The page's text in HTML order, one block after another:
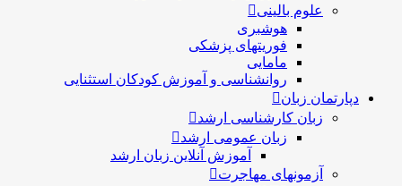
علوم بالینی
هوشبری
فوریتهای پزشکی
مامایی
روانشناسی و آموزش کودکان استثنایی
دپارتمان زبان
زبان کارشناسی ارشد
زبان عمومی ارشد
آموزش آنلاین زبان ارشد
آزمونهای مهاجرت